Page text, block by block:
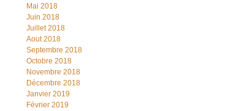
Mai 2018
Juin 2018
Juillet 2018
Aout 2018
Septembre 2018
Octobre 2018
Novembre 2018
Décembre 2018
Janvier 2019
Février 2019